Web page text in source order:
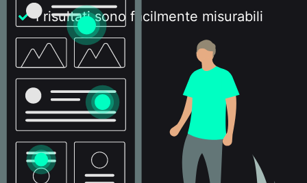
I risultati sono facilmente misurabili